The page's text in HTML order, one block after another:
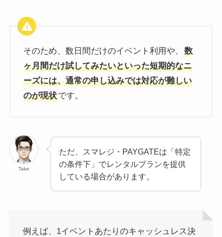
そのため、数日間だけのイベント利用や、数
ヶ月間だけ試してみたいといった短期的なニ
ーズには、通常の申し込みでは対応が難しい
のが現状です。
Take
ただ、スマレジ・PAYGATEは「特定
の条件下」でレンタルプランを提供
している場合があります。
例えば、1イベントあたりのキャッシュレス決